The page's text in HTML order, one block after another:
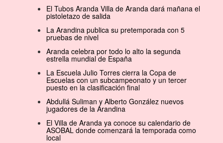
El Tubos Aranda Villa de Aranda dará mañana el
pistoletazo de salida
La Arandina publica su pretemporada con 5
pruebas de nivel
Aranda celebra por todo lo alto la segunda
estrella mundial de España
La Escuela Julio Torres cierra la Copa de
Escuelas con un subcampeonato y un tercer
puesto en la clasificación final
Abdullá Suliman y Alberto González nuevos
jugadores de la Arandina
El Villa de Aranda ya conoce su calendario de
ASOBAL donde comenzará la temporada como
local